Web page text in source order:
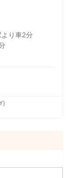
り車2分